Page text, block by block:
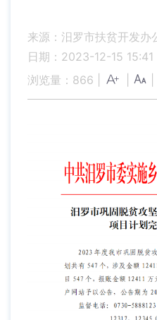
来源：汨罗市扶贫开发办
日期：2023-12-15 15:41
浏览量： 866